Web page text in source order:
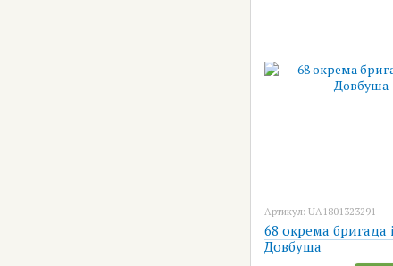
Артикул: UA1801323291
68 окрема бригада
Довбуша